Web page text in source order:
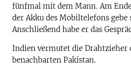
fünfmal mit dem Mann. Am
der Akku des Mobiltelefons gebe
Anschließend habe er das
Indien vermutet die Drahtzieher
benachbarten Pakistan.